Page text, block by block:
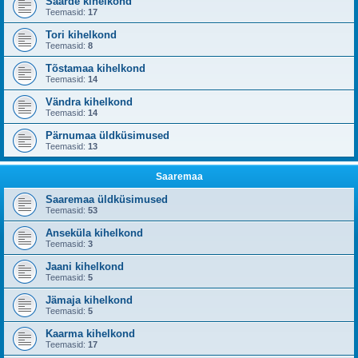
Teemasid: 17
Tori kihelkond
Teemasid: 8
Tõstamaa kihelkond
Teemasid: 14
Vändra kihelkond
Teemasid: 14
Pärnumaa üldküsimused
Teemasid: 13
Saaremaa
Saaremaa üldküsimused
Teemasid: 53
Anseküla kihelkond
Teemasid: 3
Jaani kihelkond
Teemasid: 5
Jämaja kihelkond
Teemasid: 5
Kaarma kihelkond
Teemasid: 17